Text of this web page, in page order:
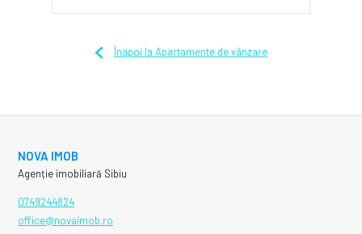
Înapoi la Apartamente de vânzare
NOVA IMOB
Agenție imobiliară Sibiu
0749244824
office@novaimob.ro